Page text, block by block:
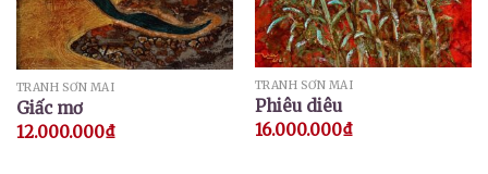
TRANH SƠN MÀI
Giấc mơ
12.000.000₫
TRANH SƠN MÀI
Phiêu diêu
16.000.000₫